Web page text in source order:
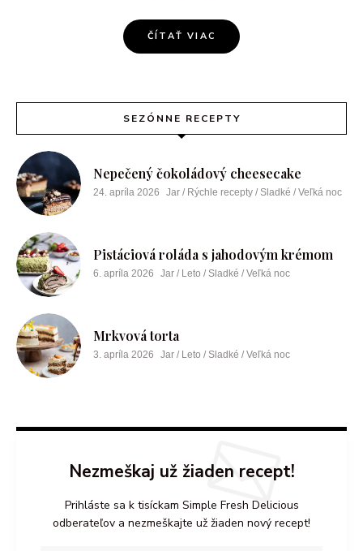
ČÍTAŤ VIAC
SEZÓNNE RECEPTY
Nepečený čokoládový cheesecake
24. apríla 2026 Jar / Rýchle recepty / Sladké / Veľká noc
Pistáciová roláda s jahodovým krémom
6. apríla 2026 Jar / Leto / Sladké / Veľká noc
Mrkvová torta
3. apríla 2026 Jar / Leto / Sladké / Veľká noc
Nezmeškaj už žiaden recept!
Prihláste sa k tisíckam Simple Fresh Delicious
odberateľov a nezmeškajte už žiaden nový recept!